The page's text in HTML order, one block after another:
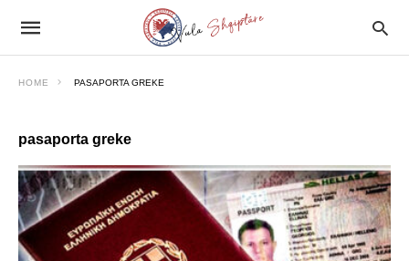
HOME PASAPORTA GREKE
pasaporta greke